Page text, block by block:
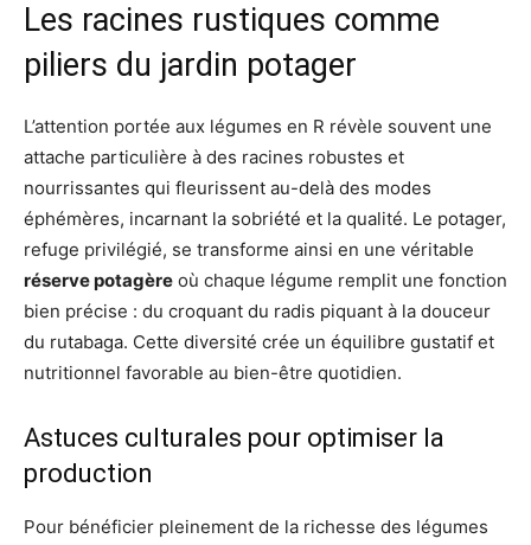
Les racines rustiques comme
piliers du jardin potager
L’attention portée aux légumes en R révèle souvent une
attache particulière à des racines robustes et
nourrissantes qui fleurissent au-delà des modes
éphémères, incarnant la sobriété et la qualité. Le potager,
refuge privilégié, se transforme ainsi en une véritable
réserve potagère où chaque légume remplit une fonction
bien précise : du croquant du radis piquant à la douceur
du rutabaga. Cette diversité crée un équilibre gustatif et
nutritionnel favorable au bien-être quotidien.
Astuces culturales pour optimiser la
production
Pour bénéficier pleinement de la richesse des légumes